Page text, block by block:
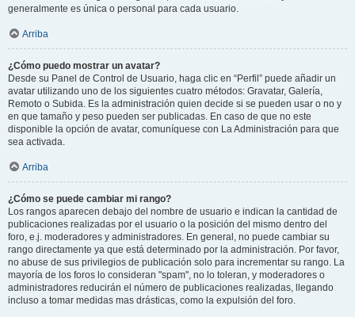
generalmente es única o personal para cada usuario.
Arriba
¿Cómo puedo mostrar un avatar?
Desde su Panel de Control de Usuario, haga clic en “Perfil” puede añadir un
avatar utilizando uno de los siguientes cuatro métodos: Gravatar, Galería,
Remoto o Subida. Es la administración quien decide si se pueden usar o no y
en que tamaño y peso pueden ser publicadas. En caso de que no este
disponible la opción de avatar, comuníquese con La Administración para que
sea activada.
Arriba
¿Cómo se puede cambiar mi rango?
Los rangos aparecen debajo del nombre de usuario e indican la cantidad de
publicaciones realizadas por el usuario o la posición del mismo dentro del
foro, e.j. moderadores y administradores. En general, no puede cambiar su
rango directamente ya que está determinado por la administración. Por favor,
no abuse de sus privilegios de publicación solo para incrementar su rango. La
mayoría de los foros lo consideran "spam", no lo toleran, y moderadores o
administradores reducirán el número de publicaciones realizadas, llegando
incluso a tomar medidas mas drásticas, como la expulsión del foro.